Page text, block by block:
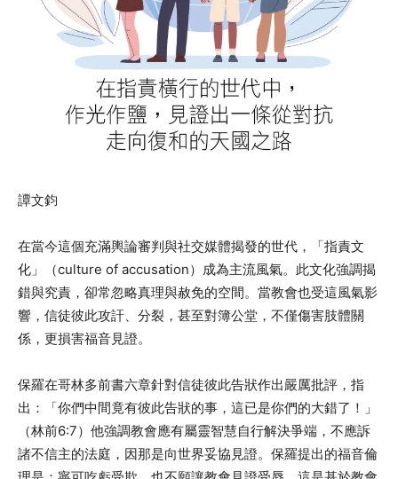
譚文鈞
在當今這個充滿輿論審判與社交媒體揭發的世代，「指責文
化」（culture of accusation）成為主流風氣。此文化強調揭
錯與究責，卻常忽略真理與赦免的空間。當教會也受這風氣影
響，信徒彼此攻訐、分裂，甚至對簿公堂，不僅傷害肢體關
係，更損害福音見證。
保羅在哥林多前書六章針對信徒彼此告狀作出嚴厲批評，指
出：「你們中間竟有彼此告狀的事，這已是你們的大錯了！」
（林前6:7）他強調教會應有屬靈智慧自行解決爭端，不應訴
諸不信主的法庭，因那是向世界妥協見證。保羅提出的福音倫